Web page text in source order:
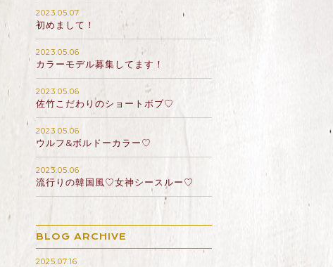
2023.05.07
初めまして！
2023.05.06
カラーモデル募集してます！
2023.05.06
佐竹こだわりのショートボブ♡
2023.05.06
ウルフ&ボルドーカラー♡
2023.05.06
流行りの韓国風♡女神シースルー♡
BLOG ARCHIVE
2025.07.16